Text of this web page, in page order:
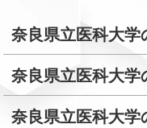
奈良県立医科大
奈良県立医科大
奈良県立医科大